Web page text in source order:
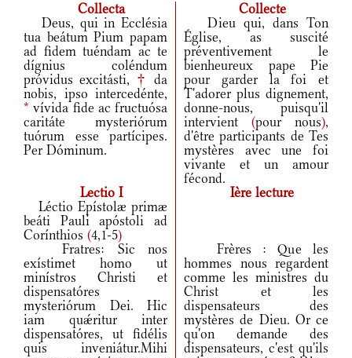
Collecta
Collecte
Deus, qui in Ecclésia
tua beátum Pium papam
ad fidem tuéndam ac te
dígnius coléndum
próvidus excitásti, † da
nobis, ipso intercedénte,
* vívida fide ac fructuósa
caritáte mysteriórum
tuórum esse partícipes.
Per Dóminum.
Dieu qui, dans Ton
Église, as suscité
préventivement le
bienheureux pape Pie
pour garder la foi et
T'adorer plus dignement,
donne-nous, puisqu'il
intervient (pour nous),
d'être participants de Tes
mystères avec une foi
vivante et un amour
fécond.
Lectio I
Ière lecture
Léctio Epístolæ primæ
beáti Pauli apóstoli ad
Corínthios (4,1-5)
Fratres: Sic nos
exístimet homo ut
minístros Christi et
dispensatóres
mysteriórum Dei. Hic
iam quǽritur inter
dispensatóres, ut fidélis
quis inveniátur.Mihi
Frères : Que les
hommes nous regardent
comme les ministres du
Christ et les
dispensateurs des
mystères de Dieu. Or ce
qu'on demande des
dispensateurs, c'est qu'ils